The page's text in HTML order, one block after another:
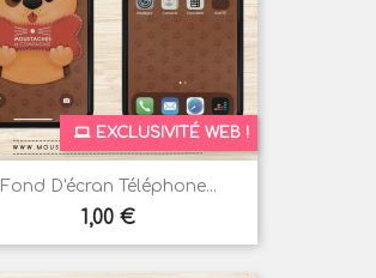
Fond D'écran Téléphone...
Prix
1,00 €
EXCLUSIVITÉ WEB !